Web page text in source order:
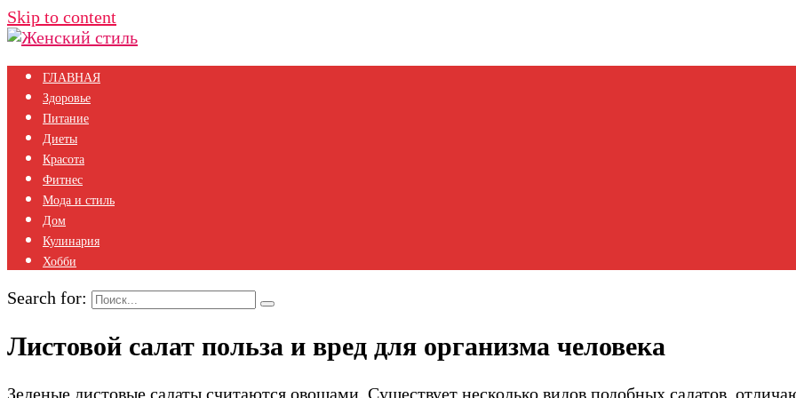
Skip to content
ГЛАВНАЯ
Здоровье
Питание
Диеты
Красота
Фитнес
Мода и стиль
Дом
Кулинария
Хобби
Search for:
Листовой салат польза и вред для организма человека
Зеленые листовые салаты считаются овощами. Существует несколько видов подобных салатов,